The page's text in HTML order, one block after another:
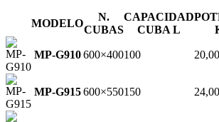
MODELO
N.
CUBAS
CAPACIDAD
CUBA L
MP-G910 600×400100 20,00
MP-G915 600×550150 24,00